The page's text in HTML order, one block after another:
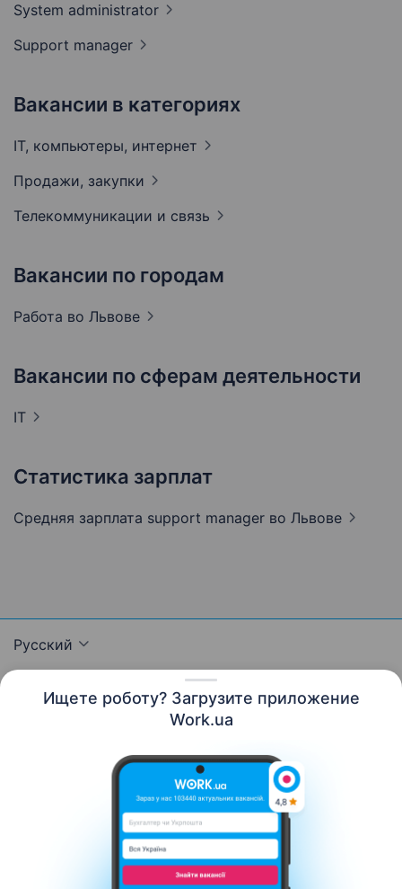
Ищете роботу? Загрузите приложение
Work.ua
System administrator
Support manager
Вакансии в категориях
IT, компьютеры, интернет
Продажи, закупки
Телекоммуникации и связь
Вакансии по городам
Работа во Львове
Вакансии по сферам деятельности
IT
Статистика зарплат
Средняя зарплата support manager во Львове
Русский
Контакты О нас
Карьера
Новости Work.ua
Помощь
Условия использования